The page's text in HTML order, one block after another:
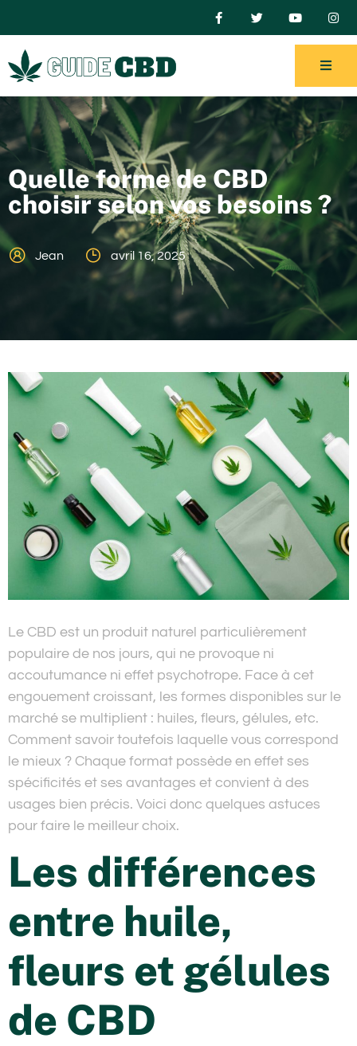
Quelle forme de CBD
choisir selon vos besoins ?
Jean avril 16, 2025
Le CBD est un produit naturel particulièrement
populaire de nos jours, qui ne provoque ni
accoutumance ni effet psychotrope. Face à cet
engouement croissant, les formes disponibles sur le
marché se multiplient : huiles, fleurs, gélules, etc.
Comment savoir toutefois laquelle vous correspond
le mieux ? Chaque format possède en effet ses
spécificités et ses avantages et convient à des
usages bien précis. Voici donc quelques astuces
pour faire le meilleur choix.
Les différences
entre huile,
fleurs et gélules
de CBD